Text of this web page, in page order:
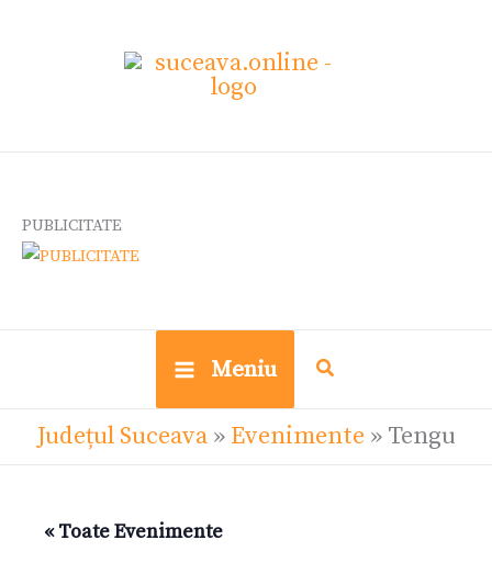
PUBLICITATE
Meniu
Județul Suceava» Evenimente » Tengu
« Toate Evenimente